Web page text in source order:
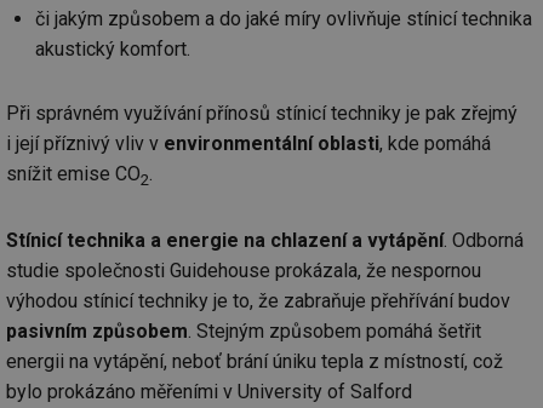
či jakým způsobem a do jaké míry ovlivňuje stínicí technika
akustický komfort.
Při správném využívání přínosů stínicí techniky je pak zřejmý
i její příznivý vliv v environmentální oblasti, kde pomáhá
snížit emise CO2
Stínicí technika a energie na chlazení a vytápění. Odborná
studie společnosti Guidehouse prokázala, že nespornou
výhodou stínicí techniky je to, že zabraňuje přehřívání budov
pasivním způsobem. Stejným způsobem pomáhá šetřit
energii na vytápění, neboť brání úniku tepla z místností, což
bylo prokázáno měřeními v University of Salford